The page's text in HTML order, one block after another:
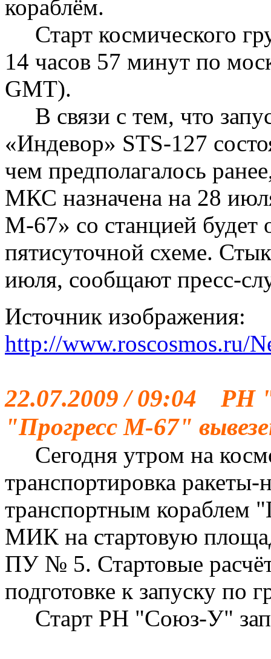
кораблём.
Старт космического
14 часов 57 минут по
GMT).
В связи с тем, что
«Индевор» STS-127
чем предполагалось
МКС назначена на 28
М-67» со станцией будет
пятисуточной схеме.
июля, сообщают пресс-
Источник изображения:
http://www.roscosmos.ru/
22.07.2009 / 09:04 РН
"Прогресс М-67"
Сегодня утром на
транспортировка
транспортным кораблем
МИК на стартовую
ПУ № 5. Стартовые
подготовке к запуску по
Старт РН "Союз-У"